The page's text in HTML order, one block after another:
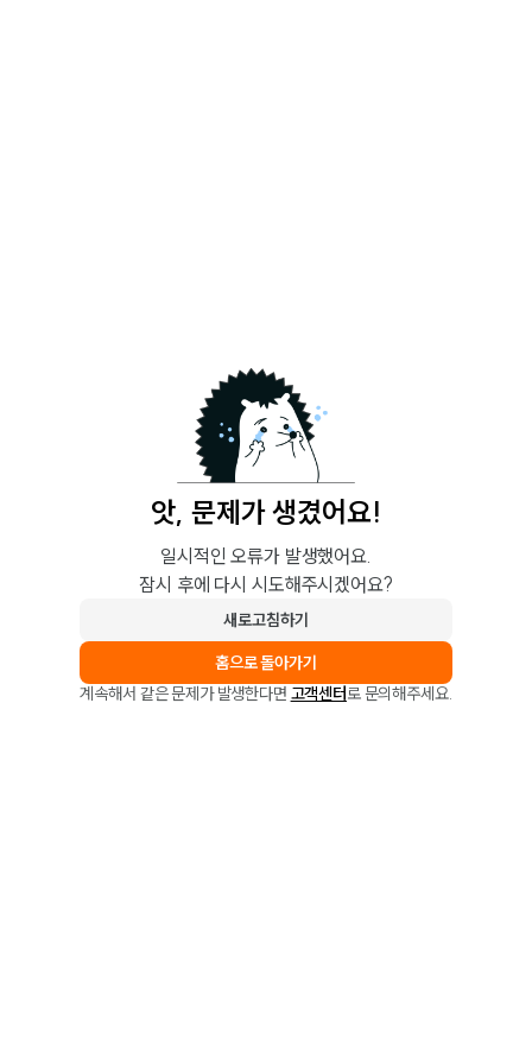
앗, 문제가 생겼어요!
일시적인 오류가 발생했어요.
잠시 후에 다시 시도해주시겠어요?
새로고침하기
홈으로 돌아가기
계속해서 같은 문제가 발생한다면 고객센터로 문의해주세요.